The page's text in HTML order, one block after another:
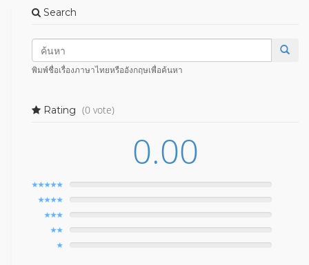
Search
พิมพ์ชื่อเรื่องภาษาไทยหรืออังกฤษเพื่อค้นหา
Rating (0 vote)
0.00